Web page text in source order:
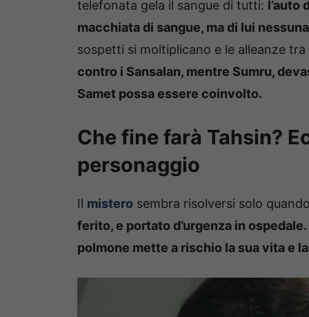
telefonata gela il sangue di tutti: l’auto
macchiata di sangue, ma di lui
sospetti si moltiplicano e le alleanze
contro i Sansalan, mentre Sumru,
Samet possa essere coinvolto.
Che fine farà Tahsin?
personaggio
Il mistero sembra risolversi solo quando
ferito, e portato d’urgenza in ospedale.
polmone mette a rischio la sua vita e